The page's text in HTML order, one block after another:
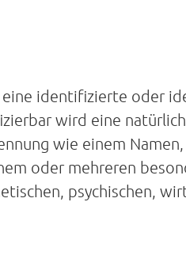
identifizierte oder
wird eine
wie einem Namen,
oder mehreren
psychischen,